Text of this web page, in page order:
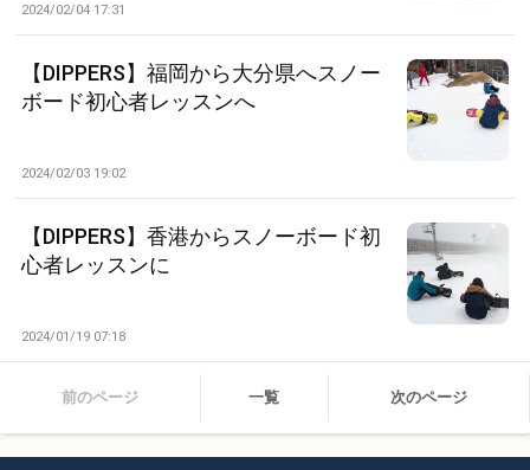
2024/02/04 17:31
【DIPPERS】福岡から大分県へスノー
ボード初心者レッスンへ
2024/02/03 19:02
【DIPPERS】香港からスノーボード初
心者レッスンに
2024/01/19 07:18
前のページ 一覧 次のページ